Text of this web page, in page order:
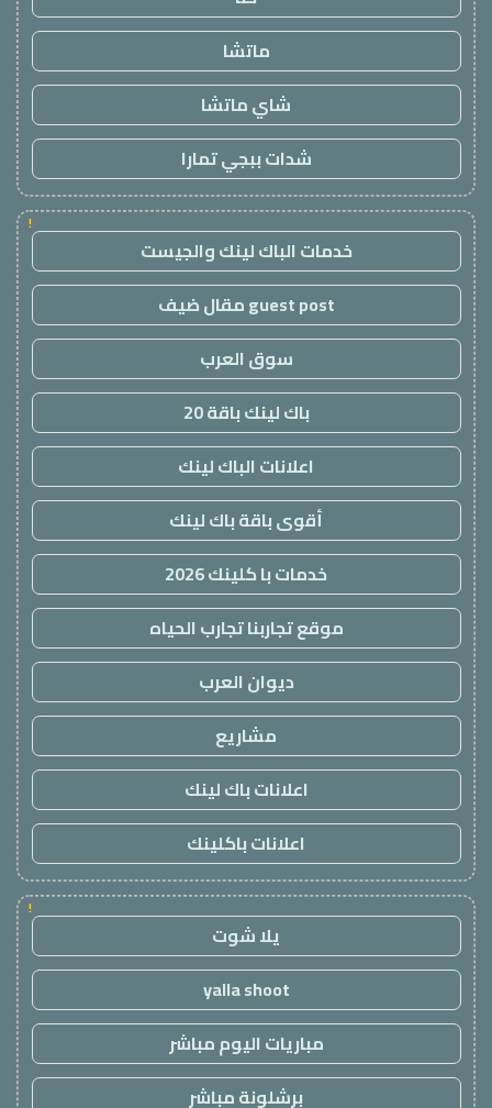
ماتشا
شاي ماتشا
شدات ببجي تمارا
!
خدمات الباك لينك والجيست
guest post مقال ضيف
سوق العرب
باك لينك باقة 20
اعلانات الباك لينك
أقوى باقة باك لينك
خدمات با كلينك 2026
موقع تجاربنا تجارب الحياه
ديوان العرب
مشاريع
اعلانات باك لينك
اعلانات باكلينك
!
يلا شوت
yalla shoot
مباريات اليوم مباشر
برشلونة مباشر